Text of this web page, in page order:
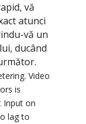
vă
atunci
vă un
ducând
Video
is
Input on
lag to